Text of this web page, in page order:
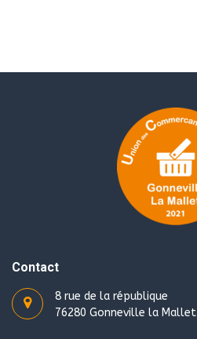
Contact
8 rue de la république
76280 Gonneville la Mallet